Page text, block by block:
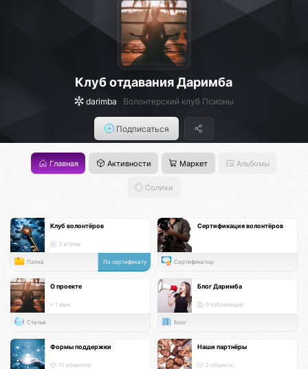
Клуб отдавания Даримба
darimba Волонтерский клуб Псионы
Подписаться
Главная Активности Маркет Альбомы
Солики
Клуб волонтёров
3 атома
Папка По сертификату
Сертификация волонтёров
Сертификатор
О проекте
< 1 мин.
Статья
Блог Даримба
0 публикаций
Блог
Формы поддержки
11 объектов
Наши партнёры
2 объекта